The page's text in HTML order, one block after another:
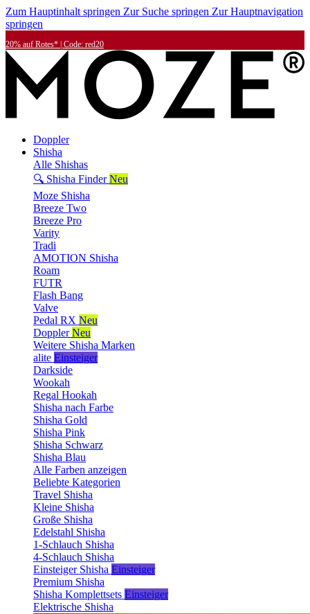
Zum Hauptinhalt springen Zur Suche springen Zur Hauptnavigation
springen
20% auf Rotes* | Code: red20
Doppler
Shisha
Alle Shishas
🔍 Shisha Finder Neu
Moze Shisha
Breeze Two
Breeze Pro
Varity
Tradi
AMOTION Shisha
Roam
FUTR
Flash Bang
Valve
Pedal RX Neu
Doppler Neu
Weitere Shisha Marken
alite Einsteiger
Darkside
Wookah
Regal Hookah
Shisha nach Farbe
Shisha Gold
Shisha Pink
Shisha Schwarz
Shisha Blau
Alle Farben anzeigen
Beliebte Kategorien
Travel Shisha
Kleine Shisha
Große Shisha
Edelstahl Shisha
1-Schlauch Shisha
4-Schlauch Shisha
Einsteiger Shisha Einsteiger
Premium Shisha
Shisha Komplettsets Einsteiger
Elektrische Shisha